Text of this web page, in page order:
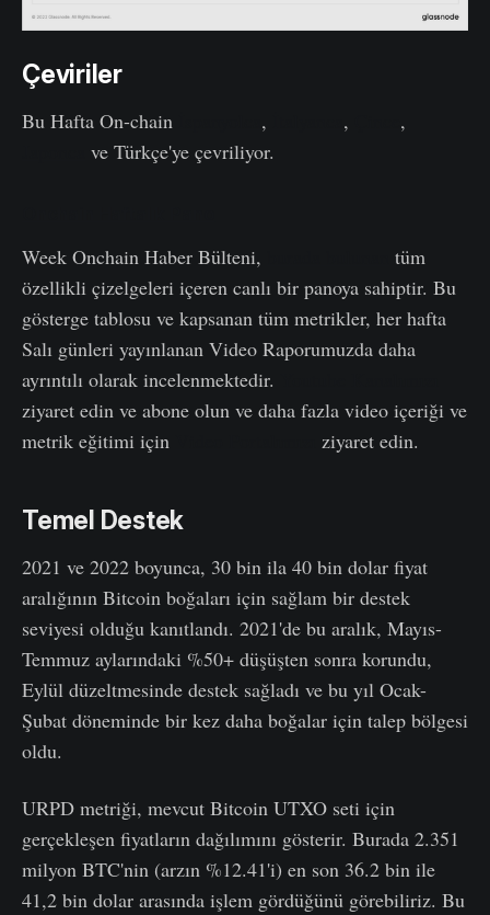
Çeviriler
Bu Hafta On-chain , ,
,
ve Türkçe'ye çevriliyor.
Week Onchain Haber Bülteni,
tüm
özellikli çizelgeleri içeren canlı bir panoya sahiptir. Bu
gösterge tablosu ve kapsanan tüm metrikler, her hafta
Salı günleri yayınlanan Video Raporumuzda daha
ayrıntılı olarak incelenmektedir.
ziyaret edin ve abone olun ve daha fazla video içeriği ve
metrik eğitimi için
ziyaret edin.
Temel Destek
2021 ve 2022 boyunca, 30 bin ila 40 bin dolar fiyat
aralığının Bitcoin boğaları için sağlam bir destek
seviyesi olduğu kanıtlandı. 2021'de bu aralık, Mayıs-
Temmuz aylarındaki %50+ düşüşten sonra korundu,
Eylül düzeltmesinde destek sağladı ve bu yıl Ocak-
Şubat döneminde bir kez daha boğalar için talep bölgesi
oldu.
URPD metriği, mevcut Bitcoin UTXO seti için
gerçekleşen fiyatların dağılımını gösterir. Burada 2.351
milyon BTC'nin (arzın %12.41'i) en son 36.2 bin ile
41,2 bin dolar arasında işlem gördüğünü görebiliriz. Bu